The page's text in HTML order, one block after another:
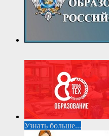
Узнать больше...